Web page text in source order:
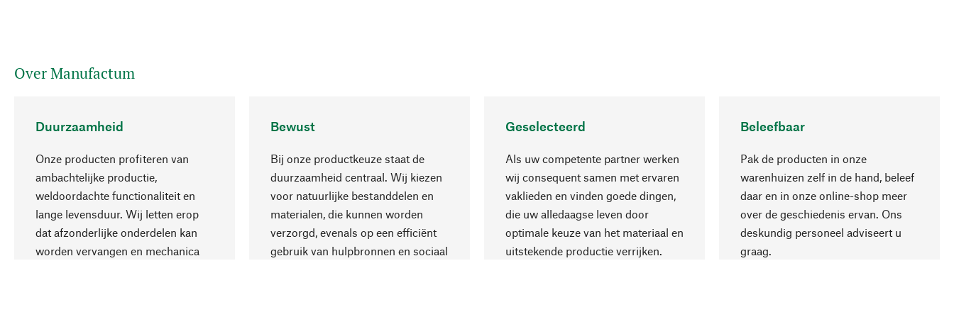
Over Manufactum
Duurzaamheid
Onze producten profiteren van
ambachtelijke productie,
weldoordachte functionaliteit en
lange levensduur. Wij letten erop
dat afzonderlijke onderdelen kan
worden vervangen en mechanica
Bewust
Bij onze productkeuze staat de
duurzaamheid centraal. Wij kiezen
voor natuurlijke bestanddelen en
materialen, die kunnen worden
verzorgd, evenals op een efficiënt
gebruik van hulpbronnen en sociaal
Geselecteerd
Als uw competente partner werken
wij consequent samen met ervaren
vaklieden en vinden goede dingen,
die uw alledaagse leven door
optimale keuze van het materiaal en
uitstekende productie verrijken.
Beleefbaar
Pak de producten in onze
warenhuizen zelf in de hand, beleef
daar en in onze online-shop meer
over de geschiedenis ervan. Ons
deskundig personeel adviseert u
graag.
Naar boven